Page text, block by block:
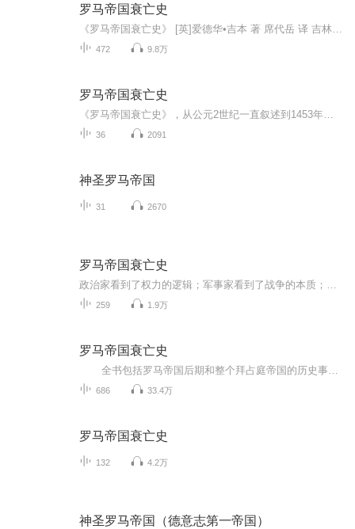
罗马帝国衰亡史
472 9.8万
罗马帝国衰亡史
36 2091
神圣罗马帝国
31 2670
罗马帝国衰亡史
259 1.9万
罗马帝国衰亡史
686 33.4万
罗马帝国衰亡史
132 4.2万
神圣罗马帝国（德意志第一帝国）